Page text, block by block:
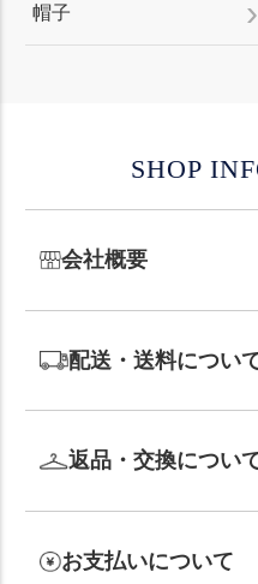
帽子
SHOP
会社概要
配送・送料につい
返品・交換につい
お支払いについて